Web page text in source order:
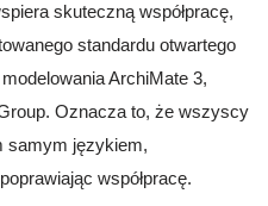
skuteczną współpracę,
standardu otwartego
ArchiMate 3,
Oznacza to, że wszyscy
samym językiem,
współpracę.